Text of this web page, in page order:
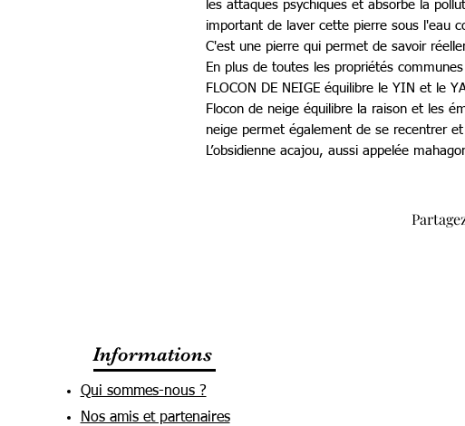
les attaques psychiques et absorbe la
important de laver cette pierre sous l'eau
C'est une pierre qui permet de savoir
En plus de toutes les propriétés
FLOCON DE NEIGE équilibre le YIN et le
Flocon de neige équilibre la raison et les
neige permet également de se recentrer
L’obsidienne acajou, aussi appelée
Informations
Qui sommes-nous ?
Nos amis et partenaires